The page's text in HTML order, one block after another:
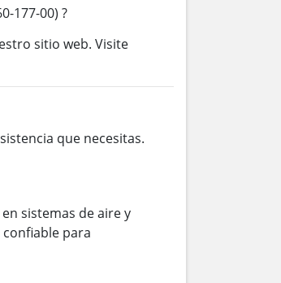
177-00) ?
sitio web. Visite
que necesitas.
sistemas de aire y
para